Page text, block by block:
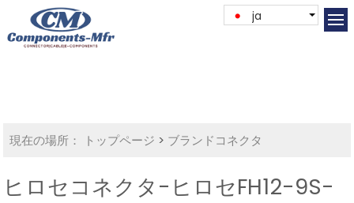
ja
現在の場所： トップページ > ブランドコネクタ
ヒロセコネクタ-ヒロセFH12-9S-